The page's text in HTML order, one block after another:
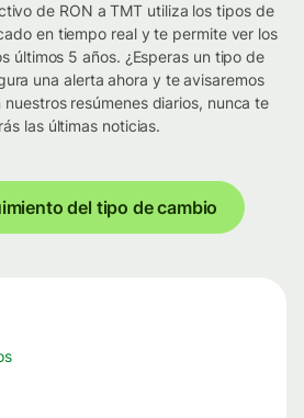
de RON a TMT utiliza los tipos de
en tiempo real y te permite ver los
últimos 5 años. ¿Esperas un tipo de
una alerta ahora y te avisaremos
resúmenes diarios, nunca te
las últimas noticias.
del tipo de cambio